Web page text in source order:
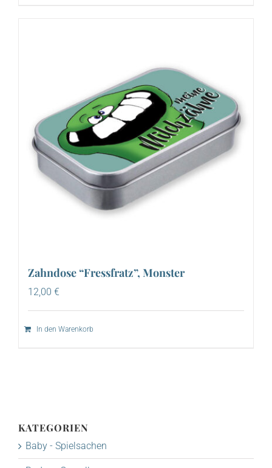
Zahndose “Fressfratz”, Monster
12,00 €
In den Warenkorb
KATEGORIEN
Baby - Spielsachen